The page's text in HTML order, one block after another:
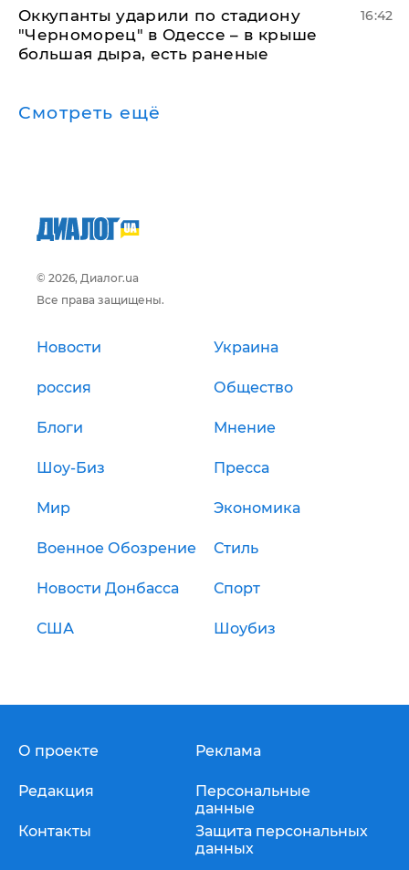
Оккупанты ударили по стадиону
"Черноморец" в Одессе – в крыше
большая дыра, есть раненые
16:42
Смотреть ещё
© 2026, Диалог.ua
Все права защищены.
Новости Украина
россия Общество
Блоги Мнение
Шоу-Биз Пресса
Мир Экономика
Военное Обозрение Стиль
Новости Донбасса Спорт
США Шоубиз
О проекте
Редакция
Контакты
Реклама
Персональные
данные
Защита персональных
данных